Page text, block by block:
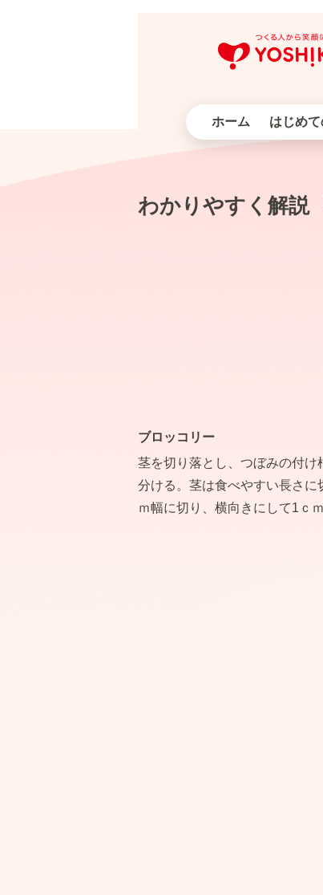
ホーム はじめ
わかりやすく解説
ブロッコリー
茎を切り落とし、つぼみの付
分ける。茎は食べやすい長さに
ｍ幅に切り、横向きにして1ｃ